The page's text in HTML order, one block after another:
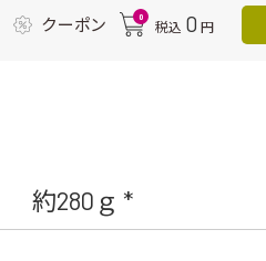
クーポン 0
税込 0 円
約280ｇ *